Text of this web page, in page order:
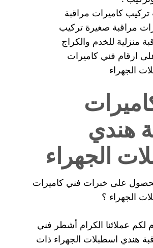
كاميرات مراقبة
مراقبة صغيرة تركيب
منزلية للخدم والكراج
ارقام فني كاميرات
الجهراء
هندي
الجهراء
على خبرات فني كاميرات
الجهراء ؟
لكم عملائنا الكرام أشطر فني
هندي اسطبلات الجهراء ذات